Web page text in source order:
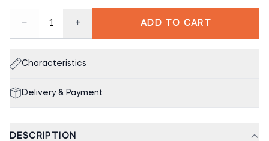
− 1 + ADD TO CART
Characteristics
Delivery & Payment
DESCRIPTION